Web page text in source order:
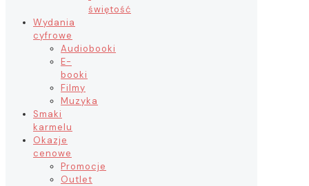
świętość
Wydania
cyfrowe
Audiobooki
E-
booki
Filmy
Muzyka
Smaki
karmelu
Okazje
cenowe
Promocje
Outlet